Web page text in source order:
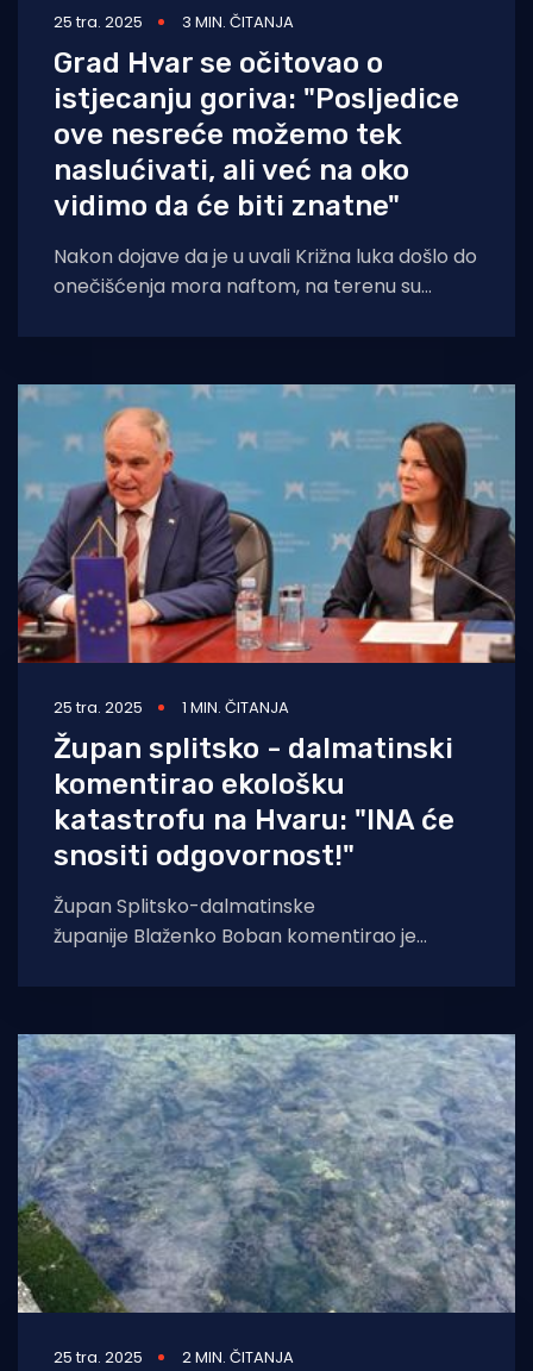
25 tra. 2025 3 MIN. ČITANJA
Grad Hvar se očitovao o
istjecanju goriva: "Posljedice
ove nesreće možemo tek
naslućivati, ali već na oko
vidimo da će biti znatne"
Nakon dojave da je u uvali Križna luka došlo do
onečišćenja mora naftom, na terenu su
25 tra. 2025 1 MIN. ČITANJA
Župan splitsko - dalmatinski
komentirao ekološku
katastrofu na Hvaru: "INA će
snositi odgovornost!"
Župan Splitsko-dalmatinske
županije Blaženko Boban komentirao je
već tamo. Ali, moram reći
25 tra. 2025 2 MIN. ČITANJA